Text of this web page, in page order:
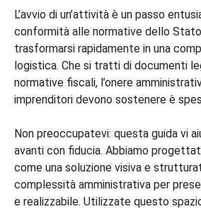
L’avvio di un’attività è un passo
conformità alle normative dello Stato
trasformarsi rapidamente in una
logistica. Che si tratti di documenti
normative fiscali, l’onere
imprenditori devono sostenere è
Non preoccupatevi: questa guida vi
avanti con fiducia. Abbiamo
come una soluzione visiva e
complessità amministrativa per
e realizzabile. Utilizzate questo